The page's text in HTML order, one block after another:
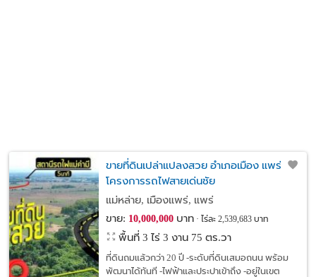
ขายที่ดินเปล่าแปลงสวย อำเภอเมือง แพร่ ติด
โครงการรถไฟสายเด่นชัย
แม่หล่าย, เมืองแพร่, แพร่
ขาย: 10,000,000บาท ไร่ละ 2,539,683 บาท
พื้นที่ 3 ไร่ 3 งาน 75 ตร.วา
ที่ดินถมแล้วกว่า 20 ปี -ระดับที่ดินเสมอถนน พร้อม
พัฒนาได้ทันที -ไฟฟ้าและประปาเข้าถึง -อยู่ในเขต